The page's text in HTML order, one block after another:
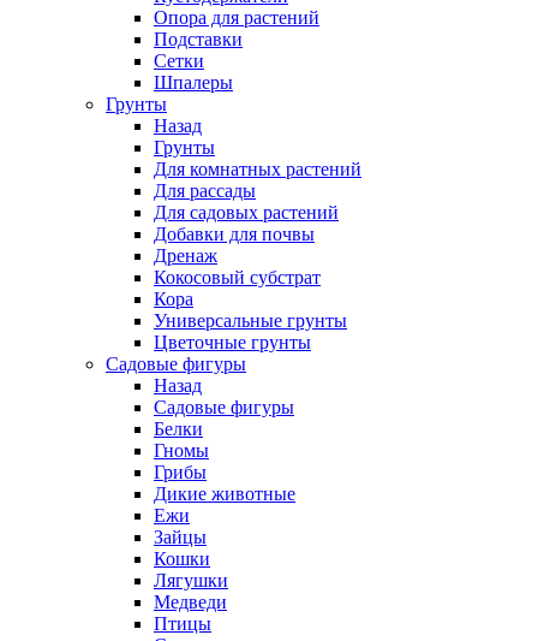
Опора для растений
Подставки
Сетки
Шпалеры
Грунты
Назад
Грунты
Для комнатных растений
Для рассады
Для садовых растений
Добавки для почвы
Дренаж
Кокосовый субстрат
Кора
Универсальные грунты
Цветочные грунты
Садовые фигуры
Назад
Садовые фигуры
Белки
Гномы
Грибы
Дикие животные
Ежи
Зайцы
Кошки
Лягушки
Медведи
Птицы